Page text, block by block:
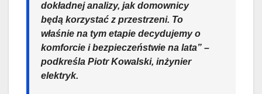
dokładnej analizy, jak domownicy
będą korzystać z przestrzeni. To
właśnie na tym etapie decydujemy o
komforcie i bezpieczeństwie na lata” –
podkreśla Piotr Kowalski, inżynier
elektryk.